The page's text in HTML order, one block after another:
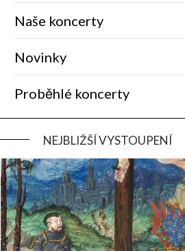
Naše koncerty
Novinky
Proběhlé koncerty
NEJBLIŽŠÍ VYSTOUPENÍ